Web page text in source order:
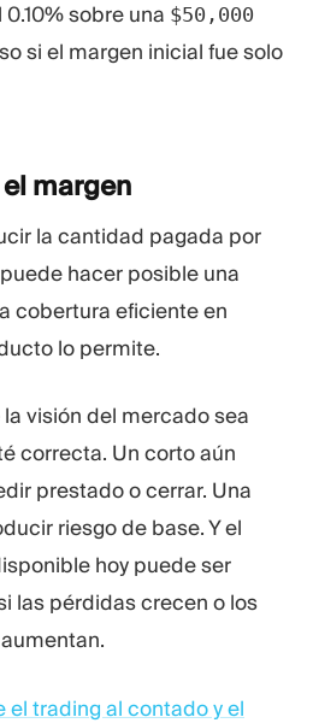
sobre una $50,000
si el margen inicial fue solo
margen
la cantidad pagada por
hacer posible una
cobertura eficiente en
lo permite.
visión del mercado sea
correcta. Un corto aún
prestado o cerrar. Una
riesgo de base. Y el
hoy puede ser
las pérdidas crecen o los
trading al contado y el